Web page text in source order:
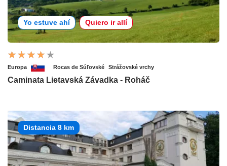
Yo estuve ahí Quiero ir allí
Europa Rocas de Súľovské Strážovské vrchy
Caminata Lietavská Závadka - Roháč
Distancia 8 km